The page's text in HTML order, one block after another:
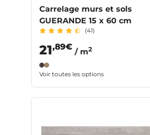
Carrelage murs et sols
GUERANDE 15 x 60 cm
(41)
21,89€
/ m2
Voir toutes les options